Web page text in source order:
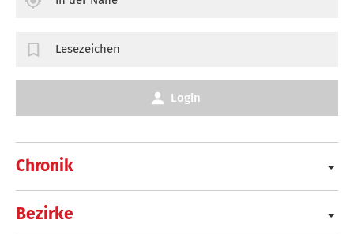
Chronik
Bezirke
Lesezeichen
Login